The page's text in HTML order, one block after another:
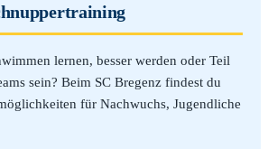
lernen, besser werden oder Teil
sein? Beim SC Bregenz findest du
für Nachwuchs, Jugendliche